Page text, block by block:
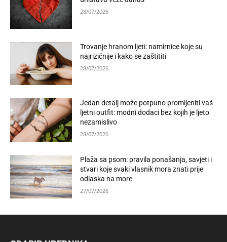
28/07/2026
Trovanje hranom ljeti: namirnice koje su
najrizičnije i kako se zaštititi
28/07/2026
Jedan detalj može potpuno promijeniti vaš
ljetni outfit: modni dodaci bez kojih je ljeto
nezamislivo
28/07/2026
Plaža sa psom: pravila ponašanja, savjeti i
stvari koje svaki vlasnik mora znati prije
odlaska na more
27/07/2026